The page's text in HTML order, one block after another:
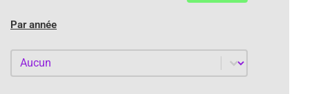
Par année
Par année
Par année